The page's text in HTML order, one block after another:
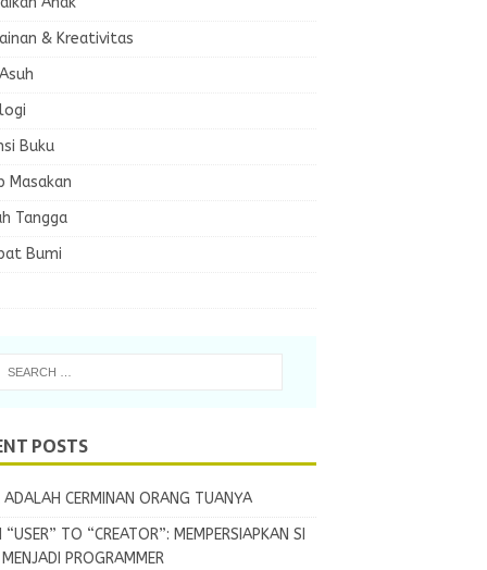
& Kreativitas
Buku
Masakan
Tangga
Bumi
POSTS
CERMINAN ORANG TUANYA
“USER” TO “CREATOR”: MEMPERSIAPKAN SI
MENJADI PROGRAMMER